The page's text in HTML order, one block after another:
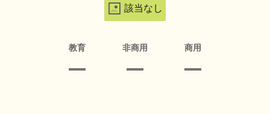
該当なし
教育 非商用 商用